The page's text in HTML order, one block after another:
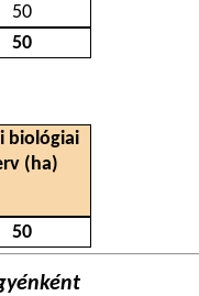
50
50
biológiai
(ha)
50